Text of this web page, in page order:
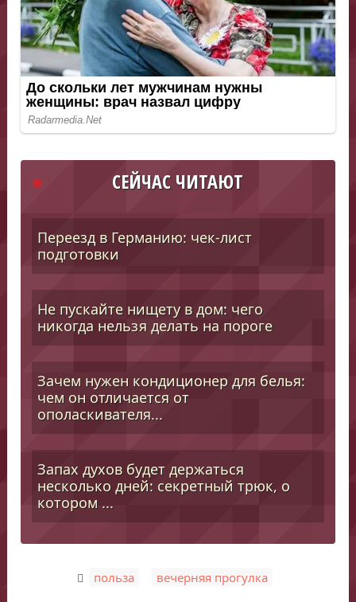
СЕЙЧАС ЧИТАЮТ
Переезд в Германию: чек-лист
подготовки
Не пускайте нищету в дом: чего
никогда нельзя делать на пороге
Зачем нужен кондиционер для белья:
чем он отличается от
ополаскивателя...
Запах духов будет держаться
несколько дней: секретный трюк, о
котором ...
польза вечерняя прогулка